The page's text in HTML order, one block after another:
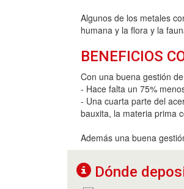
Algunos de los metales
humana y la flora y la
BENEFICIOS
Con una buena gestión
- Hace falta un 75%
- Una cuarta parte del
bauxita, la materia prima
Además una buena
Dónde